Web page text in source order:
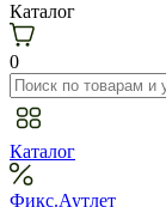
Каталог
0
Каталог
Фикс.Аутлет